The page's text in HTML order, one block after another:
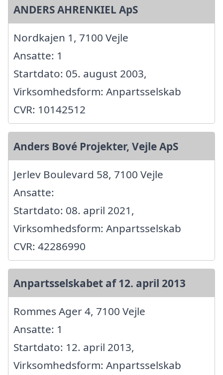
ANDERS AHRENKIEL ApS
Nordkajen 1, 7100 Vejle
Ansatte: 1
Startdato: 05. august 2003,
Virksomhedsform: Anpartsselskab
CVR: 10142512
Anders Bové Projekter, Vejle ApS
Jerlev Boulevard 58, 7100 Vejle
Ansatte:
Startdato: 08. april 2021,
Virksomhedsform: Anpartsselskab
CVR: 42286990
Anpartsselskabet af 12. april 2013
Rommes Ager 4, 7100 Vejle
Ansatte: 1
Startdato: 12. april 2013,
Virksomhedsform: Anpartsselskab